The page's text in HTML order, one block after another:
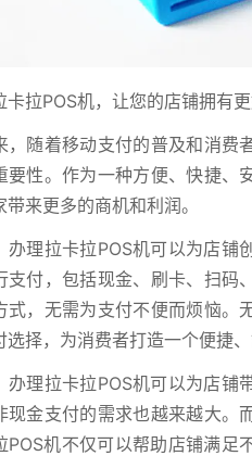
卡拉POS机，让您的店铺拥有
，随着移动支付的普及和消费
要性。作为一种方便、快捷、
带来更多的商机和利润。
办理拉卡拉POS机可以为店铺
支付，包括现金、刷卡、扫码
式，无需为支付不便而烦恼。
选择，为消费者打造一个便捷、
办理拉卡拉POS机可以为店铺
现金支付的需求也越来越大。
POS机不仅可以帮助店铺满足